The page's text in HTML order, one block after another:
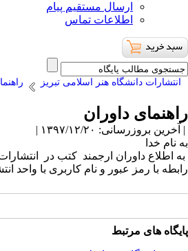
ارسال مستقیم پیام
اطلاعات تماس
انتشارات دانشگاه هنر اسلامی تبریز
راهنمای داوران
| آخرین بروزرسانی: ۱۳۹۷/۱۲/۲۰ |
به نام خدا
به اطلاع داوران ارجمند کتب در
رابطه با رمز عبور و نام کاربری با واحد
پایگاه های مرتبط